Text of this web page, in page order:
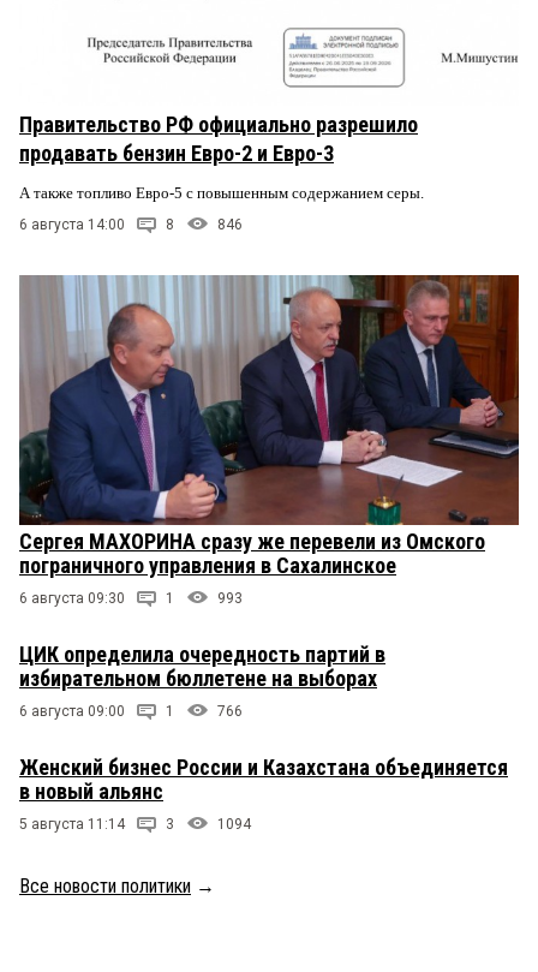
Правительство РФ официально разрешило
продавать бензин Евро-2 и Евро-3
А также топливо Евро-5 с повышенным содержанием серы.
6 августа 14:00 8 846
Сергея МАХОРИНА сразу же перевели из Омского
пограничного управления в Сахалинское
6 августа 09:30 1 993
ЦИК определила очередность партий в
избирательном бюллетене на выборах
6 августа 09:00 1 766
Женский бизнес России и Казахстана объединяется
в новый альянс
5 августа 11:14 3 1094
Все новости политики →